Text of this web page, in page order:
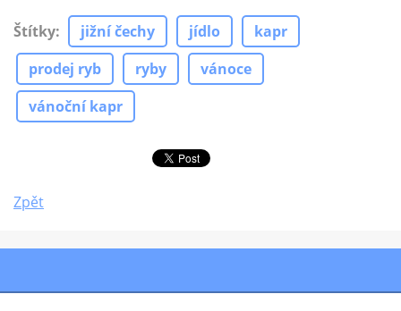
Štítky: jižní čechy jídlo
kapr
prodej ryb
ryby
vánoce
vánoční kapr
Zpět